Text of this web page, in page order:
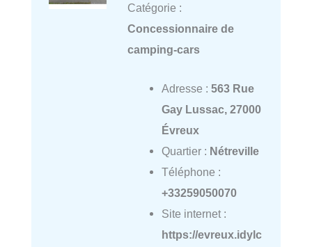
Catégorie :
Concessionnaire de
camping-cars
Adresse : 563 Rue
Gay Lussac, 27000
Évreux
Quartier : Nétreville
Téléphone :
+33259050070
Site internet :
https://evreux.idylc